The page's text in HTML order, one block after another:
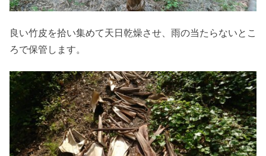
良い竹皮を拾い集めて天日乾燥させ、雨の当たらないとこ
ろで保管します。